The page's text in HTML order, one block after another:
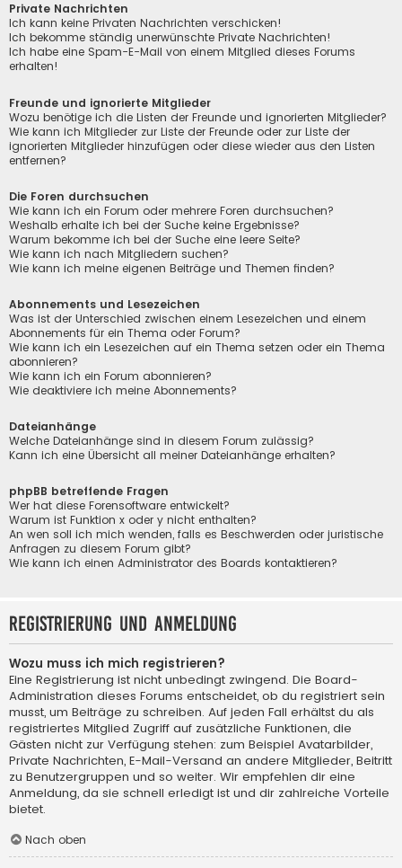
Private Nachrichten
Ich kann keine Privaten Nachrichten verschicken!
Ich bekomme ständig unerwünschte Private Nachrichten!
Ich habe eine Spam-E-Mail von einem Mitglied dieses Forums
erhalten!
Freunde und ignorierte Mitglieder
Wozu benötige ich die Listen der Freunde und ignorierten Mitglieder?
Wie kann ich Mitglieder zur Liste der Freunde oder zur Liste der
ignorierten Mitglieder hinzufügen oder diese wieder aus den Listen
entfernen?
Die Foren durchsuchen
Wie kann ich ein Forum oder mehrere Foren durchsuchen?
Weshalb erhalte ich bei der Suche keine Ergebnisse?
Warum bekomme ich bei der Suche eine leere Seite?
Wie kann ich nach Mitgliedern suchen?
Wie kann ich meine eigenen Beiträge und Themen finden?
Abonnements und Lesezeichen
Was ist der Unterschied zwischen einem Lesezeichen und einem
Abonnements für ein Thema oder Forum?
Wie kann ich ein Lesezeichen auf ein Thema setzen oder ein Thema
abonnieren?
Wie kann ich ein Forum abonnieren?
Wie deaktiviere ich meine Abonnements?
Dateianhänge
Welche Dateianhänge sind in diesem Forum zulässig?
Kann ich eine Übersicht all meiner Dateianhänge erhalten?
phpBB betreffende Fragen
Wer hat diese Forensoftware entwickelt?
Warum ist Funktion x oder y nicht enthalten?
An wen soll ich mich wenden, falls es Beschwerden oder juristische
Anfragen zu diesem Forum gibt?
Wie kann ich einen Administrator des Boards kontaktieren?
Registrierung und Anmeldung
Wozu muss ich mich registrieren?
Eine Registrierung ist nicht unbedingt zwingend. Die Board-
Administration dieses Forums entscheidet, ob du registriert sein
musst, um Beiträge zu schreiben. Auf jeden Fall erhältst du als
registriertes Mitglied Zugriff auf zusätzliche Funktionen, die
Gästen nicht zur Verfügung stehen: zum Beispiel Avatarbilder,
Private Nachrichten, E-Mail-Versand an andere Mitglieder, Beitritt
zu Benutzergruppen und so weiter. Wir empfehlen dir eine
Anmeldung, da sie schnell erledigt ist und dir zahlreiche Vorteile
bietet.
Nach oben